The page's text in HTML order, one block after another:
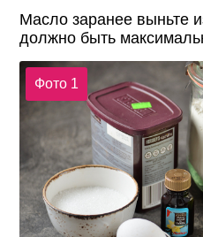
Масло заранее выньте
должно быть
Фото 1